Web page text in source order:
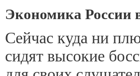
Экономика России
Сейчас куда ни
сидят высокие